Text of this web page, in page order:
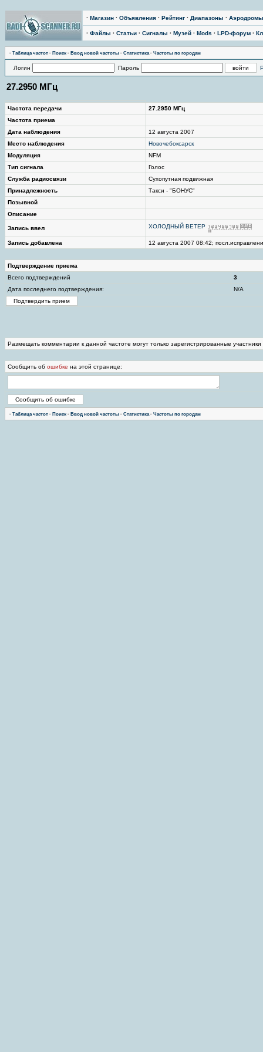
· Магазин · Объявления · Рейтинг · Диапазоны · Аэродромы
· Файлы · Статьи · Сигналы · Музей · Mods · LPD-форум ·
· Таблица частот · Поиск · Ввод новой частоты · Статистика· Частоты по городам
Логин Пароль
27.2950 МГц
Частота передачи
27.2950 МГц
Частота приема
Дата наблюдения
12 августа 2007
Место наблюдения
Новочебоксарск
Модуляция
NFM
Тип сигнала
Голос
Служба радиосвязи
Сухопутная подвижная
Принадлежность
Такси - "БОНУС"
Позывной
Описание
Запись ввел ХОЛОДНЫЙ ВЕТЕР
Запись добавлена 12 августа 2007 08:42;
Подтверждение приема
Всего подтверждений
3
Дата последнего подтверждения:
N/A
Размещать комментарии к данной частоте могут только зарегистрированные
Сообщить об ошибке на этой странице:
· Таблица частот · Поиск · Ввод новой частоты · Статистика· Частоты по городам